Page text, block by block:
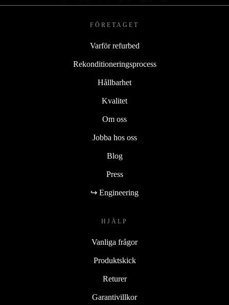
FÖRETAGET
Varför refurbed
Rekonditioneringsprocess
Hållbarhet
Kvalitet
Om oss
Jobba hos oss
Blog
Press
↪ Engineering
HJÄLP
Vanliga frågor
Produktskick
Returer
Garantivillkor